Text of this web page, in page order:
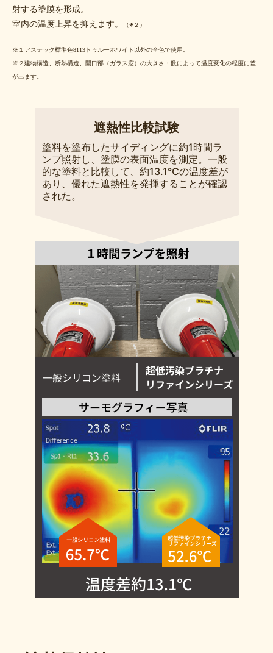
射する塗膜を形成。
室内の温度上昇を抑えます。
（※２）
※１アステック標準色8113トゥルーホワイト以外の全色で使用。
※２建物構造、断熱構造、開口部（ガラス窓）の大きさ・数によって温度変化の程度に差
が出ます。
遮熱性比較試験
塗料を塗布したサイディングに約1時間ラ
ンプ照射し、塗膜の表面温度を測定。一般
的な塗料と比較して、約13.1℃の温度差が
あり、優れた遮熱性を発揮することが確認
された。